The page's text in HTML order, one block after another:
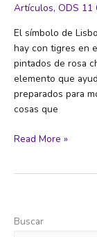
Artículos, ODS 11
El símbolo de
hay con tigres en
pintados de rosa
elemento que
preparados para
cosas que
Lisboa
Read More »
Buscar